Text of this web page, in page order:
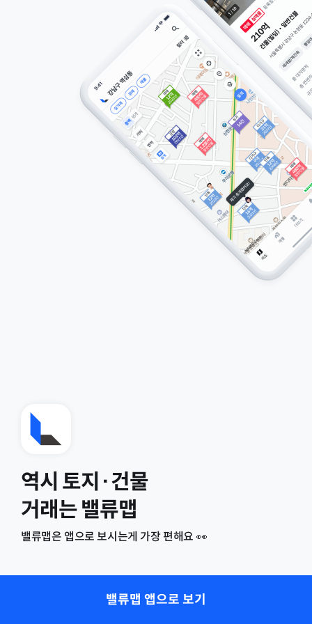
역시 토지·건물
거래는 밸류맵
밸류맵은 앱으로 보시는게 가장 편해요 👀
밸류맵 앱으로 보기